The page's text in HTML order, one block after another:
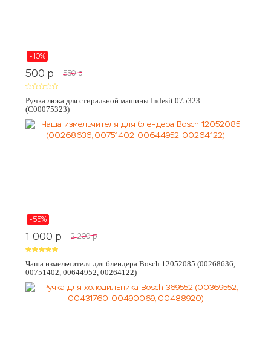
-10%
500 p 550 p
Ручка люка для стиральной машины Indesit 075323
(C00075323)
-55%
1 000 p 2 200 p
Чаша измельчителя для блендера Bosch 12052085 (00268636,
00751402, 00644952, 00264122)